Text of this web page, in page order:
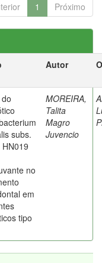
1 Próximo
Autor
subs.
no
em
tipo
MOREIRA,
Talita
Magro
Juvencio